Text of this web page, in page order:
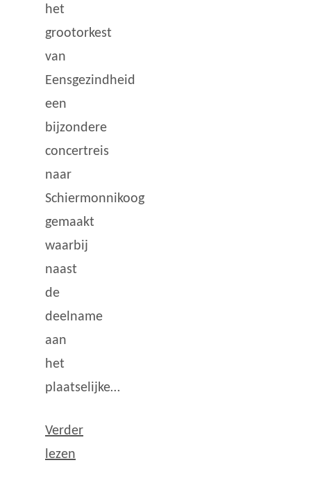
het
grootorkest
van
Eensgezindheid
een
bijzondere
concertreis
naar
Schiermonnikoog
gemaakt
waarbij
naast
de
deelname
aan
het
plaatselijke…
Verder
lezen